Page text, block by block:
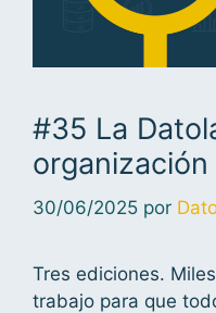
#35 La
organización
30/06/2025 por
Tres ediciones.
trabajo para que